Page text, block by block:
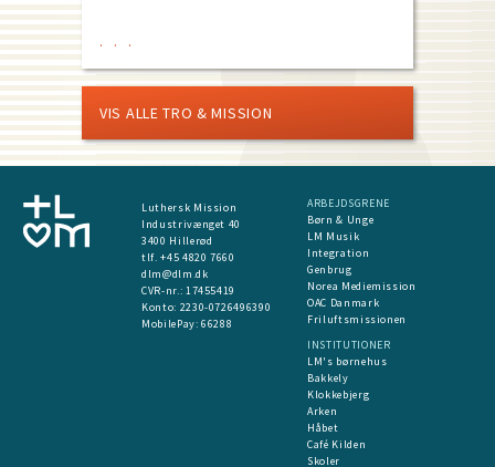
VIS ALLE TRO & MISSION
Luthersk Mission
Industrivænget 40
3400 Hillerød
tlf. +45 4820 7660
dlm@dlm.dk
CVR-nr.: 17455419
​Konto: 2230-0726496390
MobilePay:66288
ARBEJDSGRENE
Børn & Unge
LM Musik
Integration
Genbrug
Norea Mediemission
OAC Danmark
Friluftsmissionen
INSTITUTIONER
LM's børnehus
Bakkely
Klokkebjerg
Arken
Håbet
Café Kilden
Skoler